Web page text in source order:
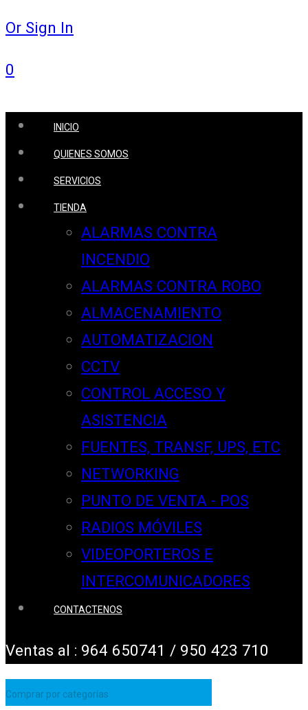
Or Sign In
0
INICIO
QUIENES SOMOS
SERVICIOS
TIENDA
ALARMAS CONTRA
INCENDIO
ALARMAS CONTRA ROBO
ALMACENAMIENTO
AUTOMATIZACION
CCTV
CONTROL ACCESO Y
ASISTENCIA
FUENTES, TRANSF, UPS, ETC
NETWORKING
PUNTO DE VENTA - POS
RADIOS MÓVILES
VIDEOPORTEROS E
INTERCOMUNICADORES
CONTACTENOS
Ventas al : 964 650741 / 950 423 710
Comprar por categorías